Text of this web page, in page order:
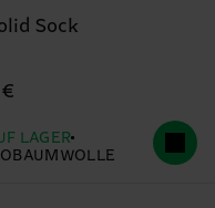
Sock
LAGER